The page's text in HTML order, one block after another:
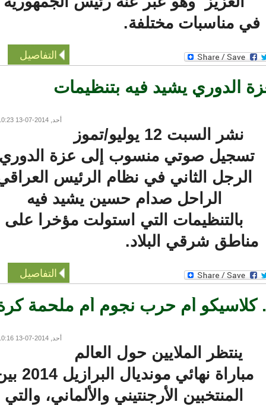
مناسبات مختلفة.
التفاصيل
الدوري يشيد فيه بتنظيمات
نشر السبت 12 يوليو/تموز
صوتي منسوب إلى عزة الدوري،
الرجل الثاني في نظام الرئيس العراقي
الراحل صدام حسين يشيد فيه
بالتنظيمات التي استولت مؤخرا على
شرقي البلاد.
التفاصيل
كلاسيكو أم حرب نجوم أم ملحمة كرة
ينتظر الملايين حول العالم
مباراة نهائي مونديال البرازيل 2014 بين
المنتخبين الأرجنتيني والألماني، والتي